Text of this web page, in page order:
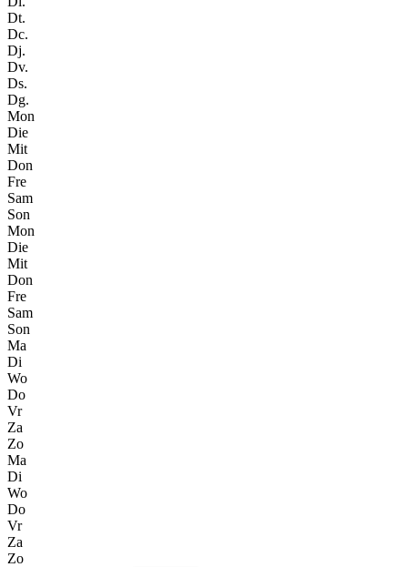
Dt.
Dc.
Dj.
Dv.
Ds.
Dg.
Mon
Die
Mit
Don
Fre
Sam
Son
Mon
Die
Mit
Don
Fre
Sam
Son
Ma
Di
Wo
Do
Vr
Za
Zo
Ma
Di
Wo
Do
Vr
Za
Zo